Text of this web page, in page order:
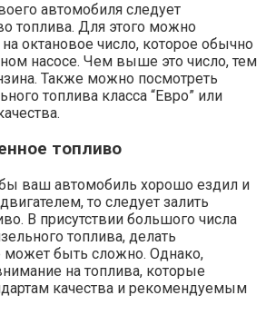
автомобиля следует
топлива. Для этого можно
октановое число, которое обычно
насосе. Чем выше это число, тем
Также можно посмотреть
топлива класса “Евро” или
топливо
ваш автомобиль хорошо ездил и
то следует залить
В присутствии большого числа
топлива, делать
быть сложно. Однако,
на топлива, которые
качества и рекомендуемым